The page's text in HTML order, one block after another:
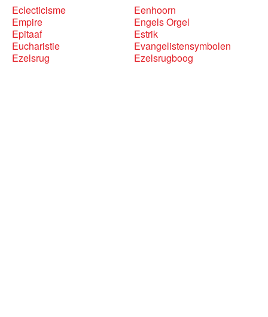
Eclecticisme
Eenhoorn
Empire
Engels Orgel
Epitaaf
Estrik
Eucharistie
Evangelistensymbolen
Ezelsrug
Ezelsrugboog